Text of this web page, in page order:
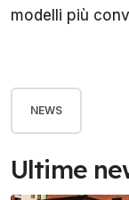
modelli più
NEWS
Ultime